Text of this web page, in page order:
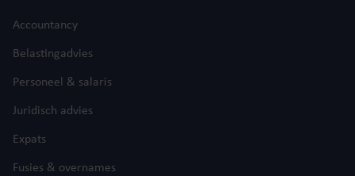
Accountancy
Belastingadvies
Personeel & salaris
Juridisch advies
Expats
Fusies & overnames